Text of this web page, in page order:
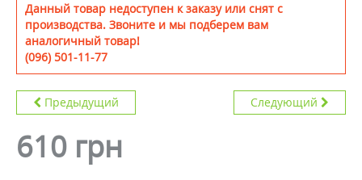
Данный товар недоступен к заказу или снят с
производства. Звоните и мы подберем вам
аналогичный товар!
(096) 501-11-77
Предыдущий Следующий
610 грн